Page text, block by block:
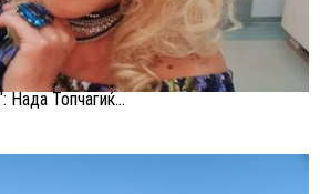
Нада Топчагиќ...